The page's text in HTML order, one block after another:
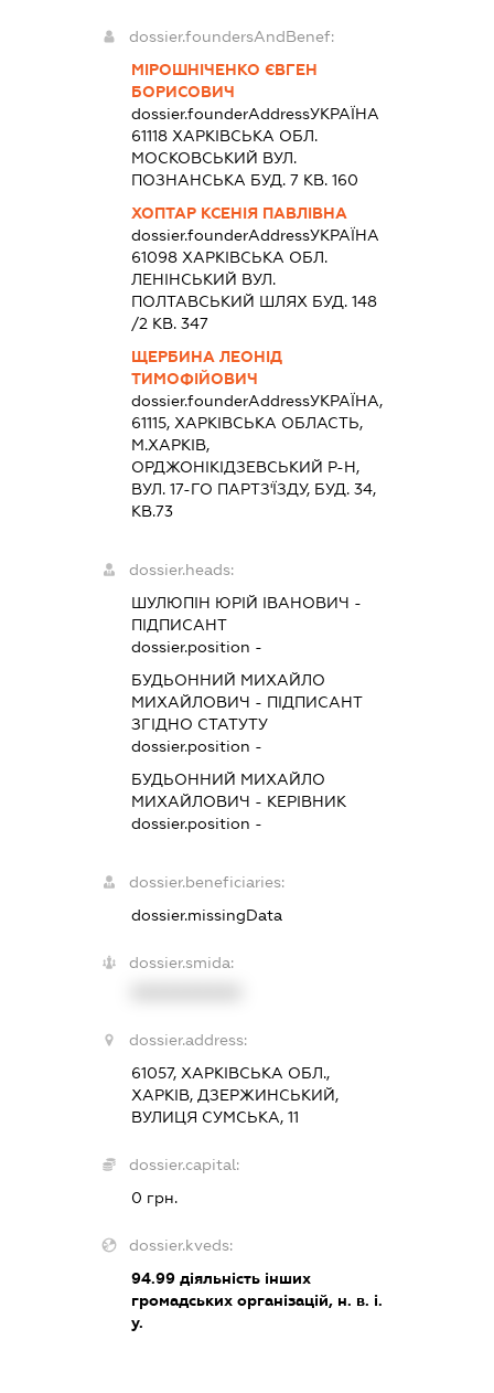
dossier.foundersAndBenef:
МІРОШНІЧЕНКО ЄВГЕН
БОРИСОВИЧ
dossier.founderAddressУКРАЇНА
61118 ХАРКIВСЬКА ОБЛ.
МОСКОВСЬКИЙ ВУЛ.
ПОЗНАНСЬКА БУД. 7 КВ. 160
ХОПТАР КСЕНІЯ ПАВЛІВНА
dossier.founderAddressУКРАЇНА
61098 ХАРКIВСЬКА ОБЛ.
ЛЕНІНСЬКИЙ ВУЛ.
ПОЛТАВСЬКИЙ ШЛЯХ БУД. 148
/2 КВ. 347
ЩЕРБИНА ЛЕОНІД
ТИМОФІЙОВИЧ
dossier.founderAddressУКРАЇНА,
61115, ХАРКIВСЬКА ОБЛАСТЬ,
М.ХАРКІВ,
ОРДЖОНІКІДЗЕВСЬКИЙ Р-Н,
ВУЛ. 17-ГО ПАРТЗ'ЇЗДУ, БУД. 34,
КВ.73
dossier.heads:
ШУЛЮПІН ЮРІЙ ІВАНОВИЧ -
ПІДПИСАНТ
dossier.position -
БУДЬОННИЙ МИХАЙЛО
МИХАЙЛОВИЧ - ПІДПИСАНТ
ЗГІДНО СТАТУТУ
dossier.position -
БУДЬОННИЙ МИХАЙЛО
МИХАЙЛОВИЧ - КЕРІВНИК
dossier.position -
dossier.beneficiaries:
dossier.missingData
dossier.smida:
dossier.address:
61057, ХАРКІВСЬКА ОБЛ.,
ХАРКІВ, ДЗЕРЖИНСЬКИЙ,
ВУЛИЦЯ СУМСЬКА, 11
dossier.capital:
0 грн.
dossier.kveds:
94.99діяльність інших
громадських організацій, н. в. і.
у.